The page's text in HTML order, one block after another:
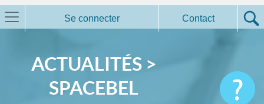
Se connecter Contact
ACTUALITÉS >
SPACEBEL